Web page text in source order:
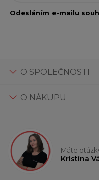
Odesláním e-mailu
O SPOLEČNOSTI
O NÁKUPU
Máte
Kristína